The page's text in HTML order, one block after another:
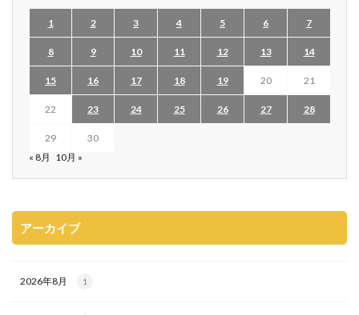
1 2 3 4 5 6 7
8 9 10 11 12 13 14
15 16 17 18 19 20 21
22 23 24 25 26 27 28
29
30
« 8月 10月 »
アーカイブ
2026年8月 1